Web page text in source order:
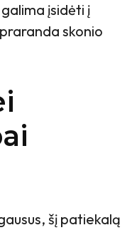
įsidėti į
skonio
šį patiekalą